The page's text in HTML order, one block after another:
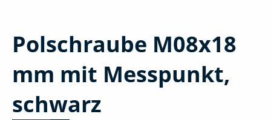
Polschraube M08x18
mm mit Messpunkt,
schwarz